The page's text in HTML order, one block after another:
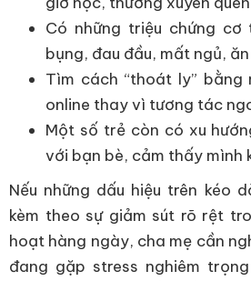
Có những triệu chứng
bụng, đau đầu, mất ngủ,
Tìm cách “thoát ly” bằng
online thay vì tương tác
Một số trẻ còn có xu
với bạn bè, cảm thấy mình
Nếu những dấu hiệu trên kéo
kèm theo sự giảm sút rõ rệt
hoạt hàng ngày, cha mẹ cần
đang gặp stress nghiêm